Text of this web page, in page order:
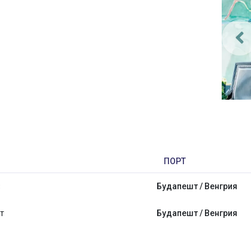
ПОРТ
Будапешт / Венгрия
Будапешт / Венгрия